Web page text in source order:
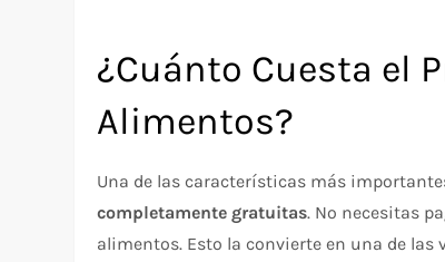
¿Cuánto Cuesta el
Alimentos?
Una de las características más
completamente gratuitas. No necesitas
alimentos. Esto la convierte en una de las